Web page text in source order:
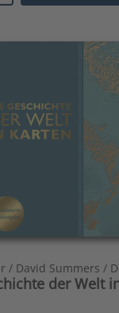
/ David Summers /
der Welt